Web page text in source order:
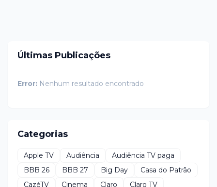
Últimas Publicações
Error: Nenhum resultado encontrado
Categorias
Apple TV Audiência
Audiência TV paga
BBB 26
BBB 27 Big Day
Casa do Patrão
CazéTV
Cinema Claro
Claro TV